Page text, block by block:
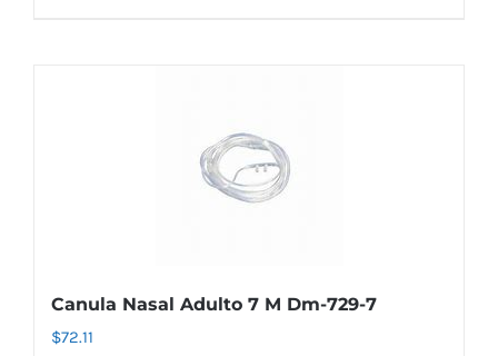
Canula Nasal Adulto 7 M Dm-729-7
$72.11